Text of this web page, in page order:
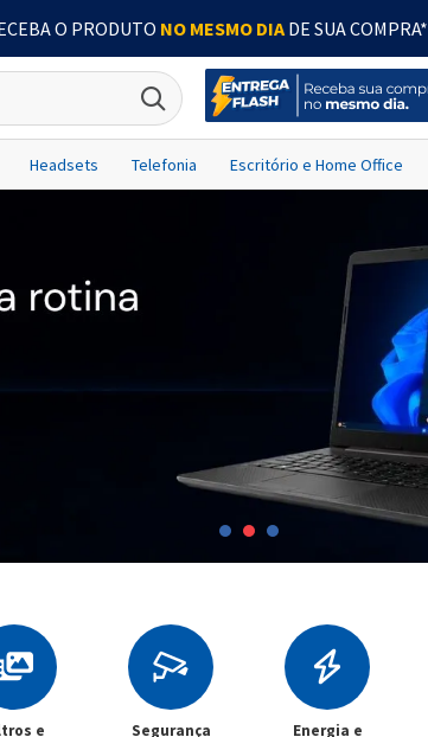
O PRODUTO NO MESMO DIADE SUA COMPRA*
Headsets Telefonia Escritório e Home Office
e
Segurança
Energia e